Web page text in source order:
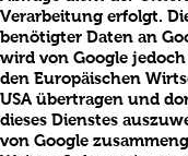
Verarbeitung erfolgt.
benötigter Daten an
wird von Google
den Europäischen
USA übertragen und
dieses Dienstes
von Google